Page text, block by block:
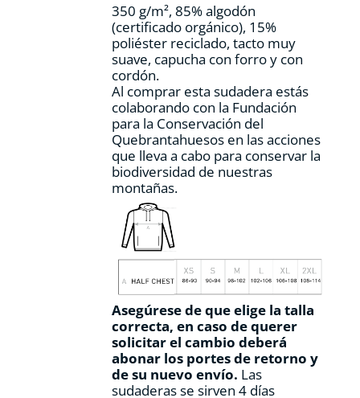
página
de
producto
350 g/m², 85% algodón
(certificado orgánico), 15%
poliéster reciclado, tacto muy
suave, capucha con forro y con
cordón.
Al comprar esta sudadera estás
colaborando con la Fundación
para la Conservación del
Quebrantahuesos en las acciones
que lleva a cabo para conservar la
biodiversidad de nuestras
montañas.
Asegúrese de que elige la talla
correcta, en caso de querer
solicitar el cambio deberá
abonar los portes de retorno y
de su nuevo envío. Las
sudaderas se sirven 4 días